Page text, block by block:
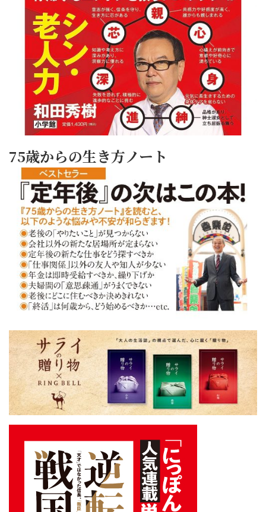
75歳からの生き方ノート